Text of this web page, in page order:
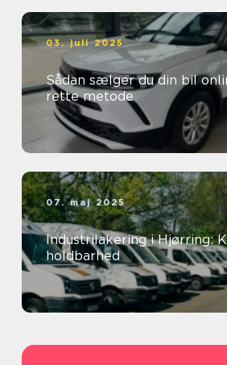
03. juli 2025
Sådan sælger du din bil
rette metode
07. maj 2025
Industrilakering i Hjørring:
holdbarhed